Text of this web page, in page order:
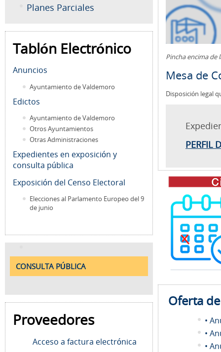
Planes Parciales
Tablón Electrónico
Anuncios
Ayuntamiento de Valdemoro
Edictos
Ayuntamiento de Valdemoro
Otros Ayuntamientos
Otras Administraciones
Expedientes en exposición y
consulta pública
Exposición del Censo Electoral
Elecciones al Parlamento Europeo del 9
de junio
CONSULTA PÚBLICA
Proveedores
Acceso a factura electrónica
Pincha encima de
Mesa de
Disposición legal
PERFIL
Oferta
•
•
•